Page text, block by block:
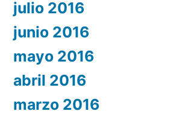
julio 2016
junio 2016
mayo 2016
abril 2016
marzo 2016